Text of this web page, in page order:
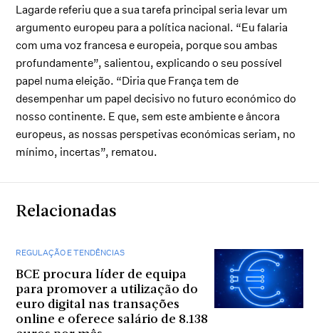
Lagarde referiu que a sua tarefa principal seria levar um
argumento europeu para a política nacional. “Eu falaria
com uma voz francesa e europeia, porque sou ambas
profundamente”, salientou, explicando o seu possível
papel numa eleição. “Diria que França tem de
desempenhar um papel decisivo no futuro económico do
nosso continente. E que, sem este ambiente e âncora
europeus, as nossas perspetivas económicas seriam, no
mínimo, incertas”, rematou.
Relacionadas
REGULAÇÃO E TENDÊNCIAS
BCE procura líder de equipa
para promover a utilização do
euro digital nas transações
online e oferece salário de 8.138